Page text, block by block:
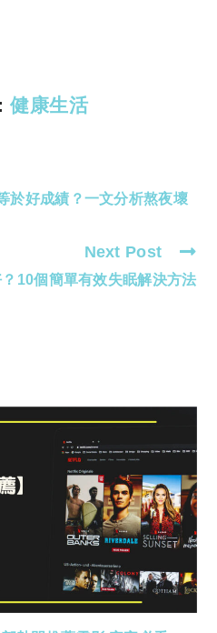
:健康生活
於好成績？一文分析熬夜壞
Next Post
？10個簡單有效失眠解決方法